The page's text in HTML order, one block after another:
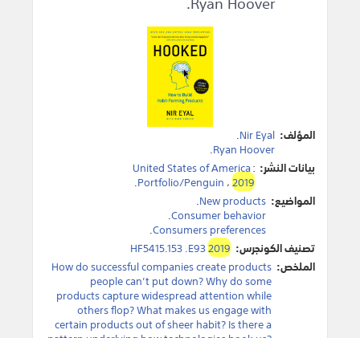
المؤلف: Nir Eyal
.
Ryan Hoover
.
بيانات النشر: United States of America:
Portfolio/Penguin ،2019
.
المواضيع: New products
.
Consumer behavior
.
Consumers preferences
.
تصنيف الكونجرس:
HF5415.153 .E932019
الملخص: How do successful companies create products
people can’t put down? Why do some
products capture widespread attention while
others flop? What makes us engage with
certain products out of sheer habit? Is there a